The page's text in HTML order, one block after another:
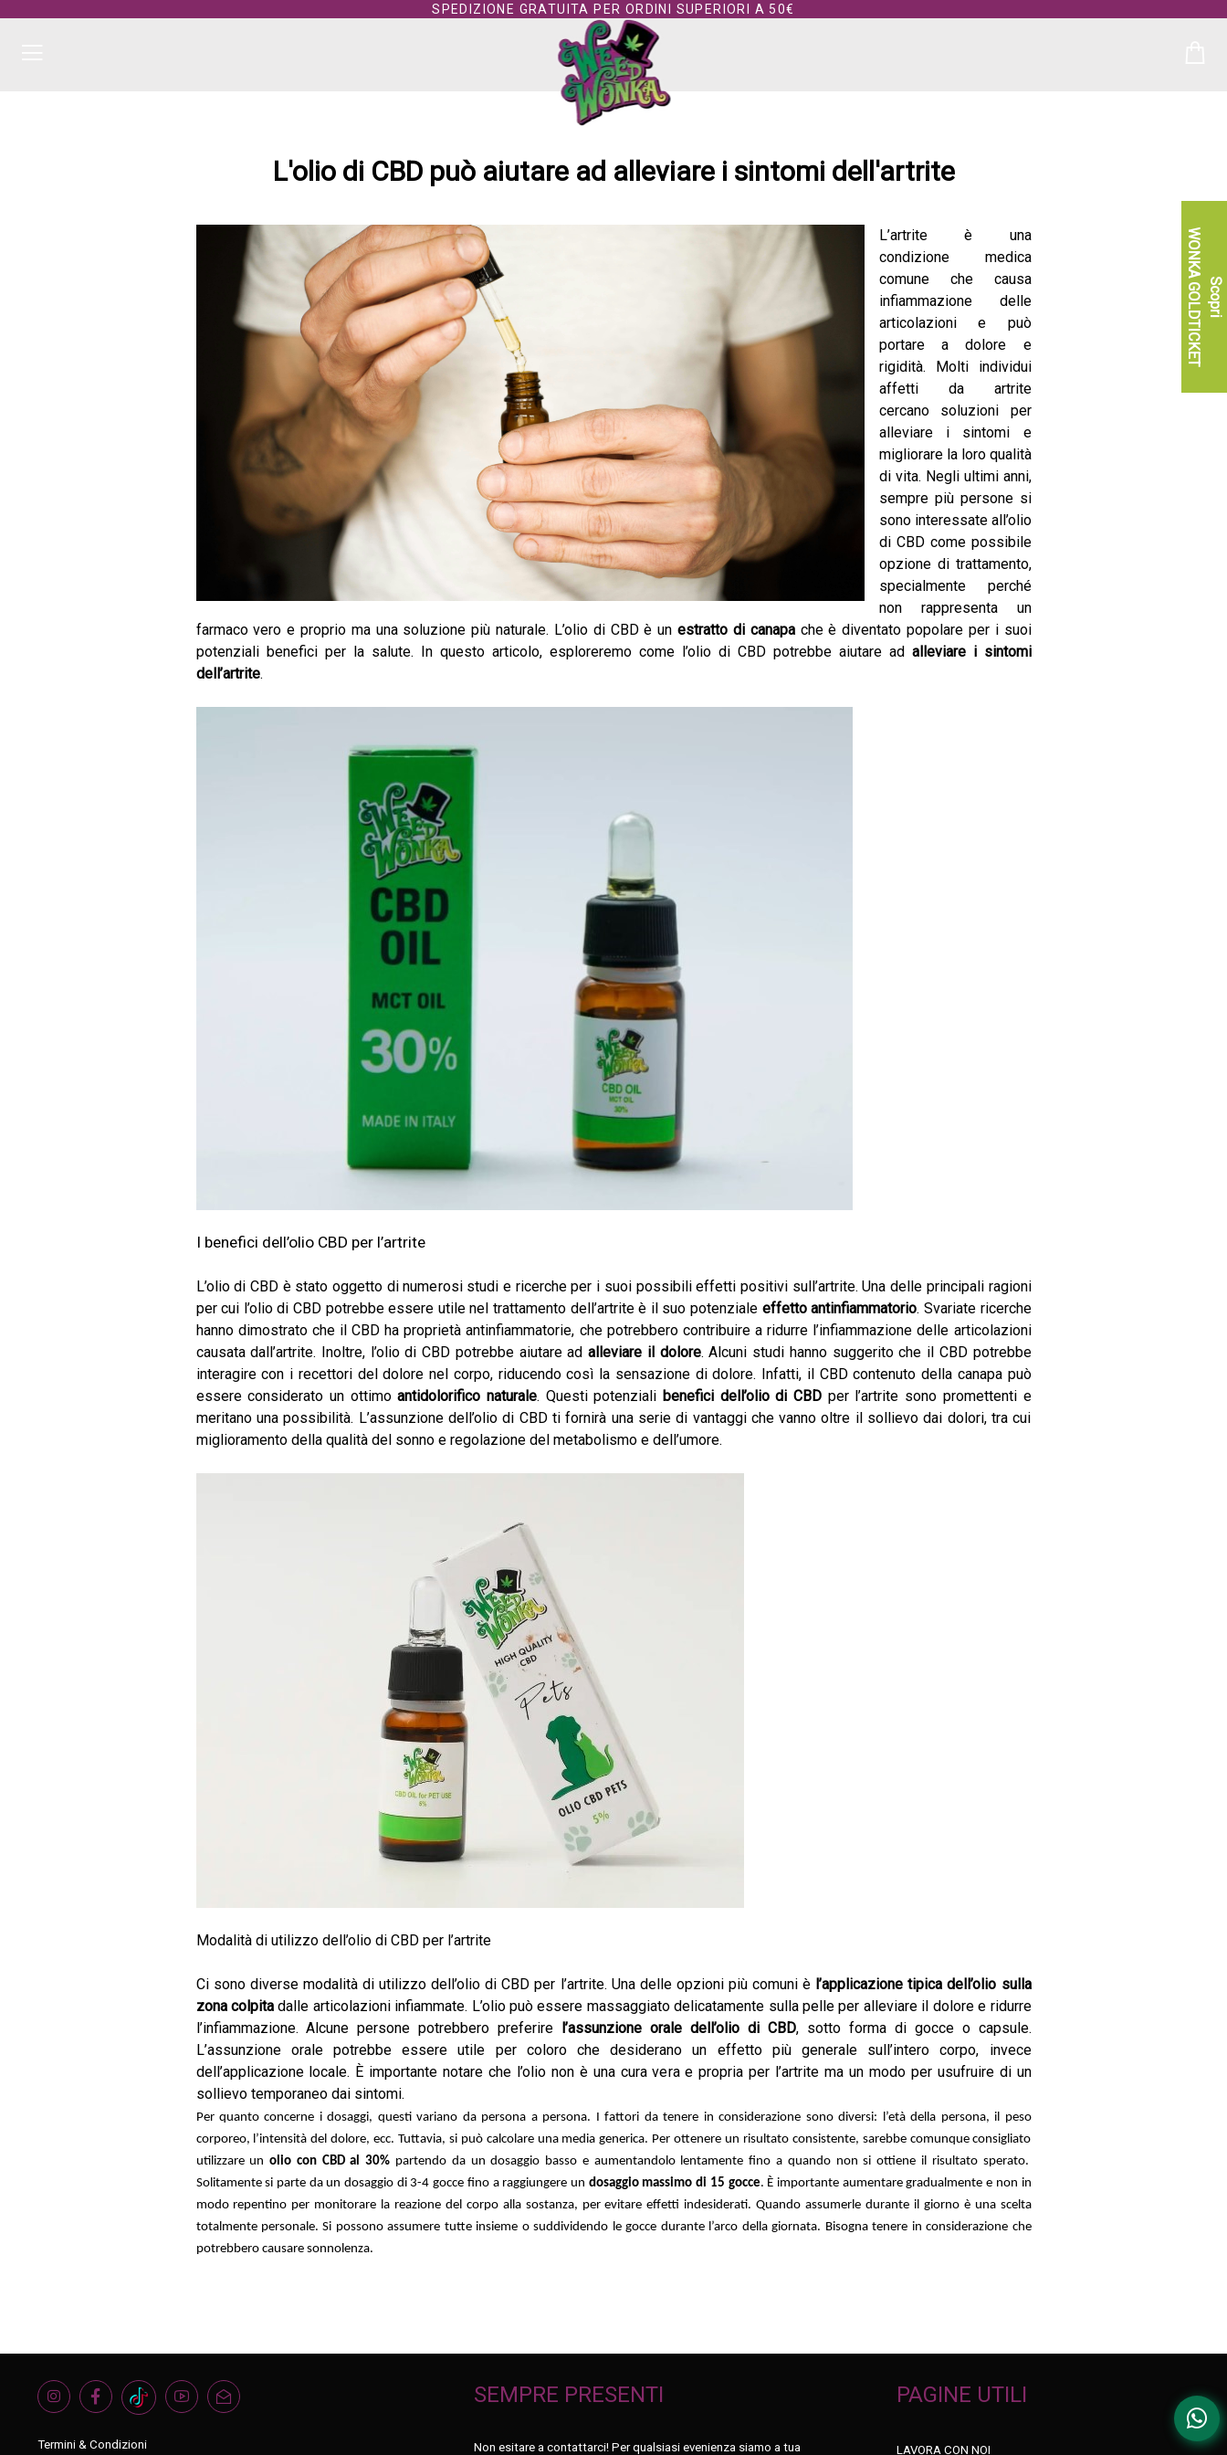
SPEDIZIONE GRATUITA PER ORDINI SUPERIORI A 50€
Scopri
WONKA GOLDTICKET
L'olio di CBD può aiutare ad alleviare i sintomi dell'artrite
L’artrite è una
condizione medica
comune che causa
infiammazione delle
articolazioni e può
portare a dolore e
rigidità. Molti individui
affetti da artrite
cercano soluzioni per
alleviare i sintomi e
migliorare la loro qualità
di vita. Negli ultimi anni,
sempre più persone si
sono interessate all’olio
di CBD come possibile
opzione di trattamento,
specialmente perché
non rappresenta un
farmaco vero e proprio ma una soluzione più naturale. L’olio di CBD è unestratto di canapache è diventato popolare per i suoi
potenziali benefici per la salute. In questo articolo, esploreremo come l’olio di CBD potrebbe aiutare ad alleviare i sintomi
dell’artrite.
I benefici dell’olio CBD per l’artrite
L’olio di CBD è stato oggetto di numerosi studi e ricerche per i suoi possibili effetti positivi sull’artrite. Una delle principali ragioni
per cui l’olio di CBD potrebbe essere utile nel trattamento dell’artrite è il suo potenziale effetto antinfiammatorio. Svariate ricerche
hanno dimostrato che il CBD ha proprietà antinfiammatorie, che potrebbero contribuire a ridurre l’infiammazione delle articolazioni
causata dall’artrite. Inoltre, l’olio di CBD potrebbe aiutare adalleviare il dolore. Alcuni studi hanno suggerito che il CBD potrebbe
interagire con i recettori del dolore nel corpo, riducendo così la sensazione di dolore. Infatti, il CBD contenuto della canapa può
essere considerato un ottimoantidolorifico naturale. Questi potenziali benefici dell’olio di CBD per l’artrite sono promettenti e
meritano una possibilità. L’assunzione dell’olio di CBD ti fornirà una serie di vantaggi che vanno oltre il sollievo dai dolori, tra cui
miglioramento della qualità del sonno e regolazione del metabolismo e dell’umore.
Modalità di utilizzo dell’olio di CBD per l’artrite
Ci sono diverse modalità di utilizzo dell’olio di CBD per l’artrite. Una delle opzioni più comuni è l’applicazione tipica dell’olio sulla
zona colpitadalle articolazioni infiammate. L’olio può essere massaggiato delicatamente sulla pelle per alleviare il dolore e ridurre
l’infiammazione. Alcune persone potrebbero preferire l’assunzione orale dell’olio di CBD, sotto forma di gocce o capsule.
L’assunzione orale potrebbe essere utile per coloro che desiderano un effetto più generale sull’intero corpo, invece
dell’applicazione locale. È importante notare che l’olio non è una cura vera e propria per l’artrite ma un modo per usufruire di un
sollievo temporaneo dai sintomi.
Per quanto concerne i dosaggi, questi variano da persona a persona. I fattori da tenere in considerazione sono diversi: l’età della persona, il peso
corporeo, l’intensità del dolore, ecc. Tuttavia, si può calcolare una media generica. Per ottenere un risultato consistente, sarebbe comunque consigliato
utilizzare unolio con CBD al 30% partendo da un dosaggio basso e aumentandolo lentamente fino a quando non si ottiene il risultato sperato.
Solitamente si parte da un dosaggio di 3-4 gocce fino a raggiungere un dosaggio massimo di 15 gocce. È importante aumentare gradualmente e non in
modo repentino per monitorare la reazione del corpo alla sostanza, per evitare effetti indesiderati. Quando assumerle durante il giorno è una scelta
totalmente personale. Si possono assumere tutte insieme o suddividendo le gocce durante l’arco della giornata. Bisogna tenere in considerazione che
potrebbero causare sonnolenza.
Termini & Condizioni
SEMPRE PRESENTI
Non esitare a contattarci! Per qualsiasi evenienza siamo a tua
PAGINE UTILI
LAVORA CON NOI